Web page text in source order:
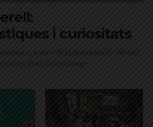
i curiositats
a més de la desaparició del seu
és el silvestrisme